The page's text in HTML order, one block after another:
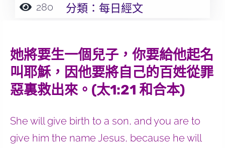
280 分類： 每日經文
她將要生一個兒子，你要給他起名
叫耶穌，因他要將自己的百姓從罪
惡裏救出來。(太1:21 和合本)
She will give birth to a son, and you are to
give him the name Jesus, because he will